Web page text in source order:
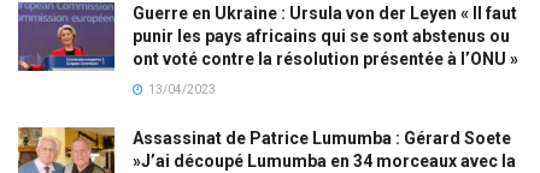
Guerre en Ukraine : Ursula von der Leyen « Il faut
punir les pays africains qui se sont abstenus ou
ont voté contre la résolution présentée à l’ONU »
13/04/2023
Assassinat de Patrice Lumumba : Gérard Soete
»J’ai découpé Lumumba en 34 morceaux avec la